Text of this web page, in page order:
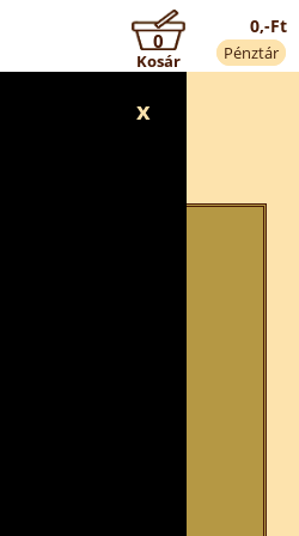
x
0,-Ft
Pénztár
0
Kosár
21:30-ig)!